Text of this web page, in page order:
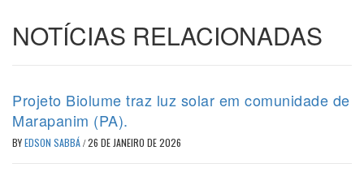
NOTÍCIAS RELACIONADAS
Projeto Biolume traz luz solar em comunidade de
Marapanim (PA).
BYEDSON SABBÁ/26 DE JANEIRO DE 2026